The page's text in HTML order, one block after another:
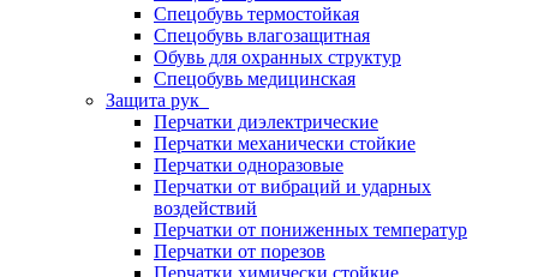
Спецобувь термостойкая
Спецобувь влагозащитная
Обувь для охранных структур
Спецобувь медицинская
Защита рук
Перчатки диэлектрические
Перчатки механически стойкие
Перчатки одноразовые
Перчатки от вибраций и ударных
воздействий
Перчатки от пониженных температур
Перчатки от порезов
Перчатки химически стойкие